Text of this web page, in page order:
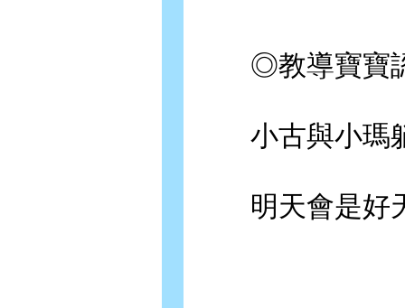
◎教導寶寶認
小古與小瑪躺
明天會是好